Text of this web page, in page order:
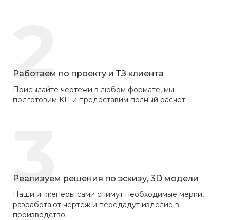
2
Работаем по проекту и ТЗ клиента
Присылайте чертежи в любом формате, мы
подготовим КП и предоставим полный расчет.
3
Реализуем решения по эскизу, 3D модели
Наши инженеры сами снимут необходимые мерки,
разработают чертёж и передадут изделие в
производство.